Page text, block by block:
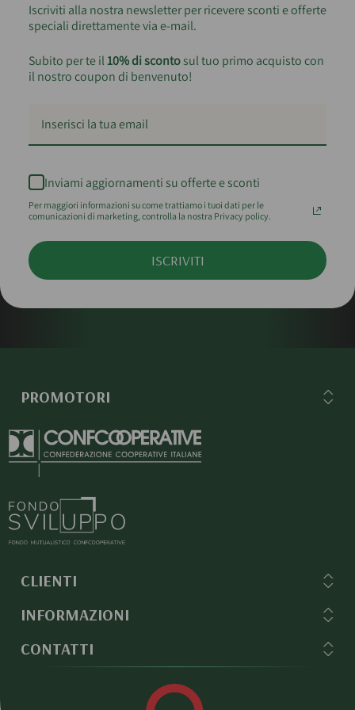
Iscriviti alla nostra newsletter per ricevere sconti e offerte
speciali direttamente via e-mail.
Subito per te il10% di scontosul tuo primo acquisto con
il nostro coupon di benvenuto!
Inviami aggiornamenti su offerte e sconti
Per maggiori informazioni su come trattiamo i tuoi dati per le
comunicazioni di marketing, controlla la nostra Privacy policy.
ISCRIVITI
PROMOTORI
CLIENTI
INFORMAZIONI
CONTATTI